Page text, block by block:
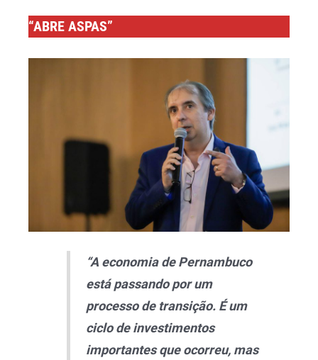
“ABRE ASPAS”
“A economia de Pernambuco
está passando por um
processo de transição. É um
ciclo de investimentos
importantes que ocorreu, mas